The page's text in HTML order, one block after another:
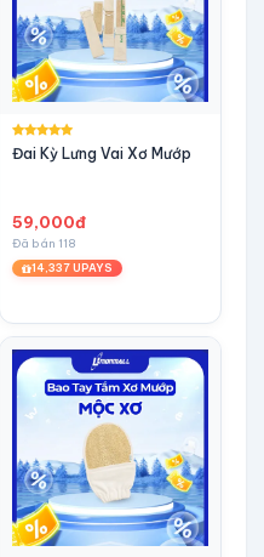
Đai Kỳ Lưng Vai Xơ Mướp
59,000đ
Đã bán 118
14,337 UPAYS